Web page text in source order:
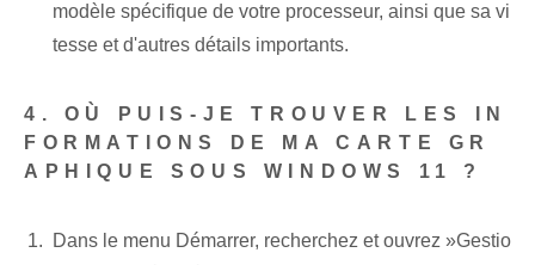
modèle spécifique de votre processeur, ainsi que sa vi
tesse et d'autres détails importants.
4. OÙ PUIS-JE TROUVER LES IN
FORMATIONS DE MA CARTE GR
APHIQUE SOUS WINDOWS 11 ?
Dans le menu Démarrer, recherchez et ouvrez ⁢»Gestio